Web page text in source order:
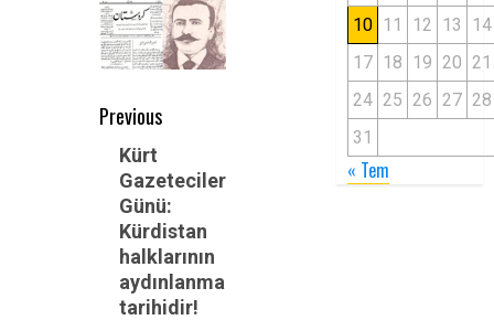
Post
navigation
Previous
Previous
post:
Kürt
Gazeteciler
Günü:
Kürdistan
halklarının
aydınlanma
tarihidir!
10 11 12 13
14
17 18 19 20 21
24 25 26 27 28
31
« Tem